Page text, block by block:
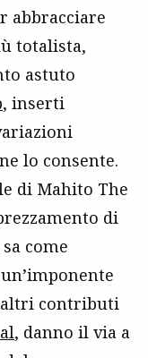
abbracciare
totalista,
astuto
, inserti
lo consente.
di Mahito The
di
sa come
altri contributi
, danno il via a